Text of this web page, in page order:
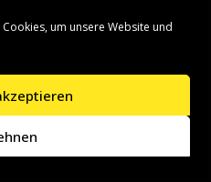
um unsere Website und